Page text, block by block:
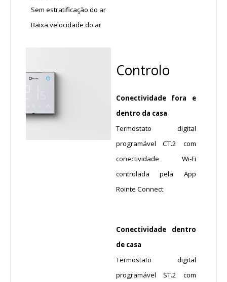
Sem estratificação do ar
Baixa velocidade do ar
Controlo
Conectividade fora e
dentro da casa
Termostato digital
programável CT.2 com
conectividade Wi-Fi
controlada pela App
Rointe Connect
Conectividade dentro
de casa
Termostato digital
programável ST.2 com